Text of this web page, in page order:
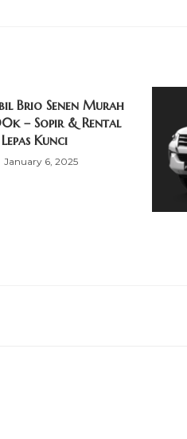
Brio Senen Murah
– Sopir & Rental
Lepas Kunci
January 6, 2025